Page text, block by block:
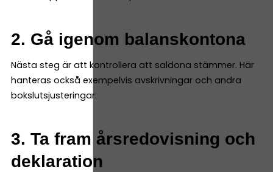
2. Gå igenom balanskontona
Nästa steg är att kontrollera att saldona stämmer. Här
hanteras också exempelvis avskrivningar och andra
bokslutsjusteringar.
3. Ta fram årsredovisning och
deklaration